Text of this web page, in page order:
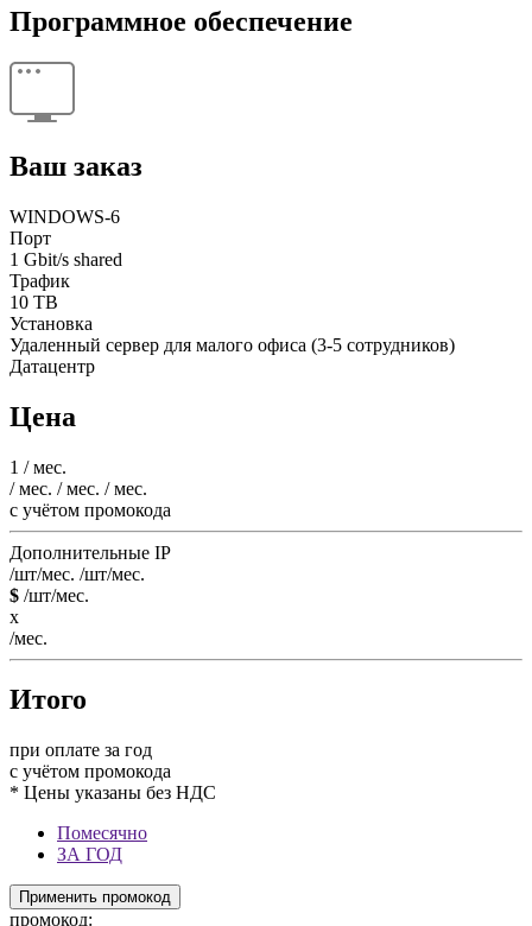
Программное обеспечение
Ваш заказ
WINDOWS-6
Порт
1 Gbit/s shared
Трафик
10 TB
Установка
Удаленный сервер для малого офиса (3-5 сотрудников)
Датацентр
Цена
1 / мес.
/ мес. / мес. / мес.
c учётом промокода
Дополнительные IP
/шт/мес. /шт/мес.
$ /шт/мес.
x
/мес.
Итого
при оплате за год
c учётом промокода
* Цены указаны без НДС
Помесячно
ЗА ГОД
Применить промокод
промокод: